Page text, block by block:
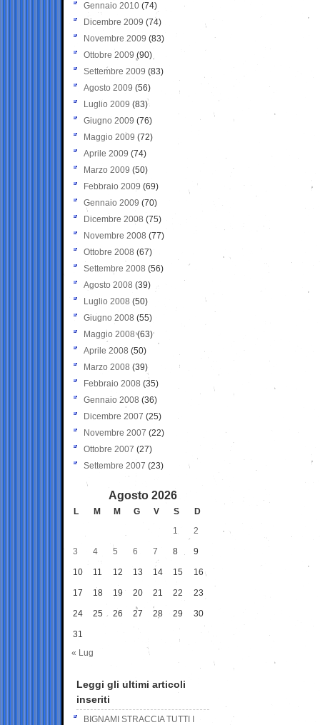
Gennaio 2010 (74)
Dicembre 2009 (74)
Novembre 2009 (83)
Ottobre 2009 (90)
Settembre 2009 (83)
Agosto 2009 (56)
Luglio 2009 (83)
Giugno 2009 (76)
Maggio 2009 (72)
Aprile 2009 (74)
Marzo 2009 (50)
Febbraio 2009 (69)
Gennaio 2009 (70)
Dicembre 2008 (75)
Novembre 2008 (77)
Ottobre 2008 (67)
Settembre 2008 (56)
Agosto 2008 (39)
Luglio 2008 (50)
Giugno 2008 (55)
Maggio 2008(63)
Aprile 2008 (50)
Marzo 2008 (39)
Febbraio 2008 (35)
Gennaio 2008 (36)
Dicembre 2007 (25)
Novembre 2007 (22)
Ottobre 2007 (27)
Settembre 2007 (23)
Agosto 2026
L M M G V S
D
1
2
3 4 5 6 7 8 9
10 11 12 13 14 15 16
17 18 19 20 21 22 23
24 25 26 27 28 29 30
31
« Lug
Leggi gli ultimi articoli
inseriti
BIGNAMI STRACCIA TUTTI I